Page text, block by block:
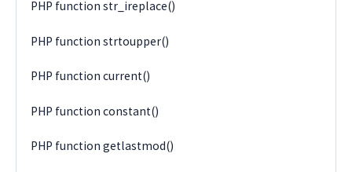
PHP function str_ireplace()
PHP function strtoupper()
PHP function current()
PHP function constant()
PHP function getlastmod()